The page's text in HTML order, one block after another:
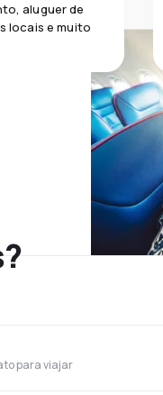
aluguer de
locais e muito
para viajar